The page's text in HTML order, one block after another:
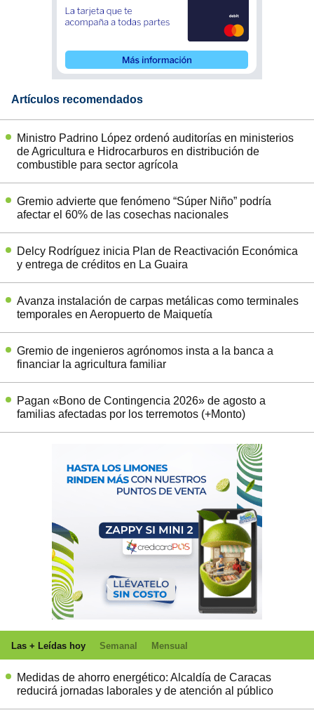
Artículos recomendados
Ministro Padrino López ordenó auditorías en ministerios
de Agricultura e Hidrocarburos en distribución de
combustible para sector agrícola
Gremio advierte que fenómeno “Súper Niño” podría
afectar el 60% de las cosechas nacionales
Delcy Rodríguez inicia Plan de Reactivación Económica
y entrega de créditos en La Guaira
Avanza instalación de carpas metálicas como terminales
temporales en Aeropuerto de Maiquetía
Gremio de ingenieros agrónomos insta a la banca a
financiar la agricultura familiar
Pagan «Bono de Contingencia 2026» de agosto a
familias afectadas por los terremotos (+Monto)
Las + Leídas hoy Semanal Mensual
Medidas de ahorro energético: Alcaldía de Caracas
reducirá jornadas laborales y de atención al público